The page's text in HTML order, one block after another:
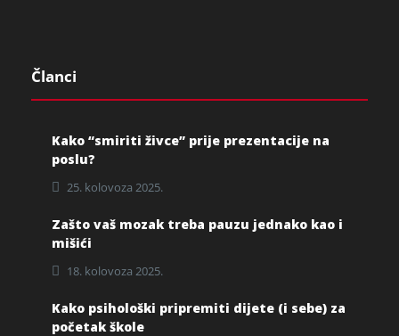
Članci
Kako “smiriti živce” prije prezentacije na
poslu?
25. kolovoza 2025.
Zašto vaš mozak treba pauzu jednako kao i
mišići
18. kolovoza 2025.
Kako psihološki pripremiti dijete (i sebe) za
početak škole